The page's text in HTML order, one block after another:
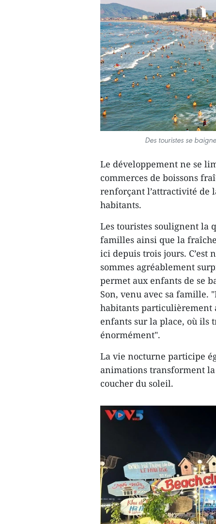
Des touristes se
Le développement ne se
commerces de boissons
renforçant l’attractivité de
habitants.
Les touristes soulignent la
familles ainsi que la
ici depuis trois jours. C’est
sommes agréablement
permet aux enfants de se
Son, venu avec sa famille.
habitants particulièrement
enfants sur la place, où ils
énormément".
La vie nocturne participe
animations transforment
coucher du soleil.